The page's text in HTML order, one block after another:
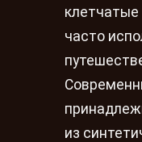
клетчатые
часто
из